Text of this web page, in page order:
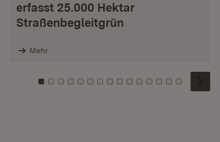
erfasst 25.000 Hektar
Straßenbegleitgrün
Mehr
Zu Kachel: 0
Zu Kachel: 1
Zu Kachel: 2
Zu Kachel: 3
Zu Kachel: 4
Zu Kachel: 5
Zu Kachel: 6
Zu Kachel: 7
Zu Kachel: 8
Zu Kachel: 9
Zu Kachel: 10
Zu Kachel: 11
Zu Kachel: 12
Zu Kachel:
Zu